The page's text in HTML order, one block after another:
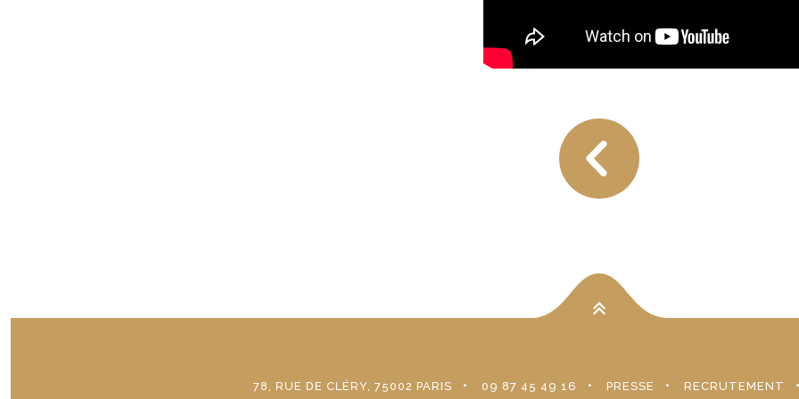
78, RUE DE CLÉRY, 75002 PARIS 09 87 45 49 16 PRESSE RECRUTEMENT